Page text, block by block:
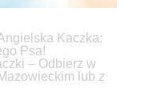
Kaczka:
Psa!
– Odbierz w
lub z